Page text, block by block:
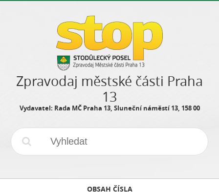
Zpravodaj městské části Praha
13
Vydavatel: Rada MČ Praha 13, Sluneční náměstí 13, 158 00
OBSAH ČÍSLA